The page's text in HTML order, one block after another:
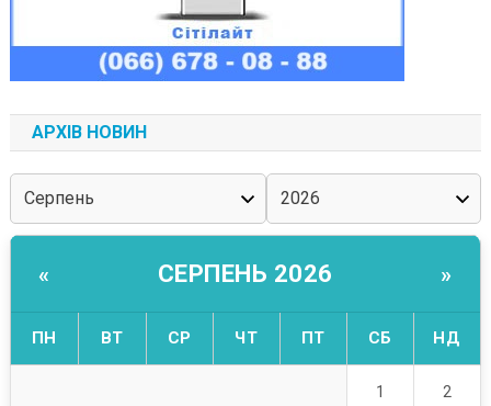
АРХІВ НОВИН
« СЕРПЕНЬ 2026 »
ПН ВТ СР ЧТ ПТ СБ НД
1 2